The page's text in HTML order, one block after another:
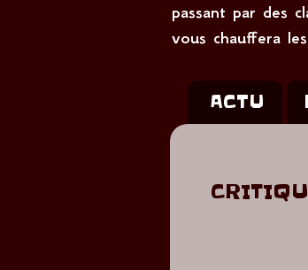
passant par des
vous chauffera
ACTU